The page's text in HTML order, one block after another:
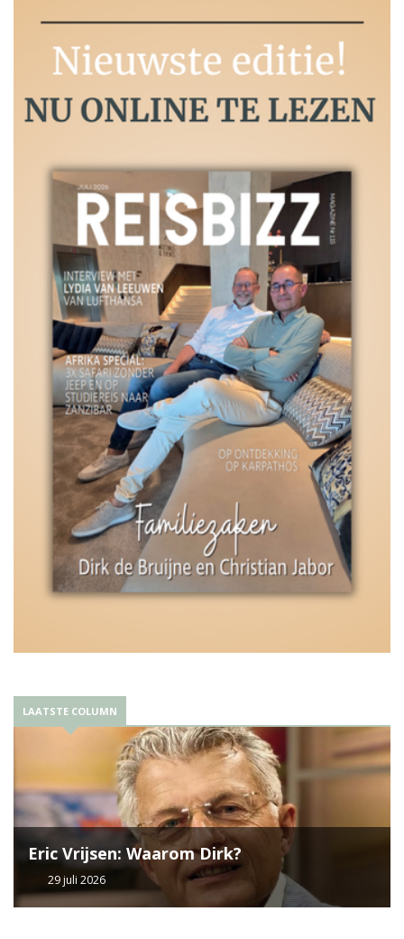
LAATSTE COLUMN
Eric Vrijsen: Waarom Dirk?
29 juli 2026